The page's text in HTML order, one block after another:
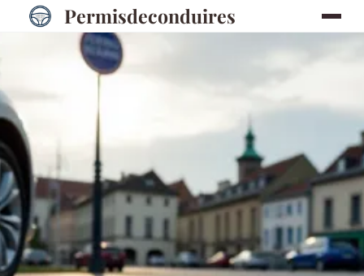
Permisdeconduires